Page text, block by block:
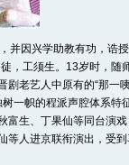
因兴学助教有功，诰
，工须生。13岁时，
老艺人中原有的“那一
一帜的程派声腔体系特征
生、丁果仙等同台演
等人进京联衔演出，受